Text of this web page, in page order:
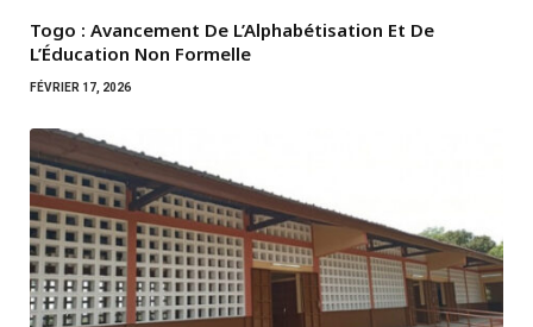
Togo : Avancement De L’Alphabétisation Et De
L’Éducation Non Formelle
FÉVRIER 17, 2026